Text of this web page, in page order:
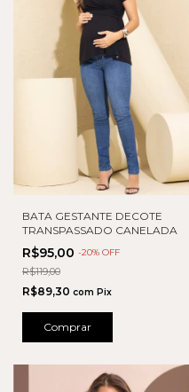
BATA GESTANTE DECOTE
TRANSPASSADO CANELADA
R$95,00 -20% OFF
R$119,00
R$89,30 com Pix
Comprar